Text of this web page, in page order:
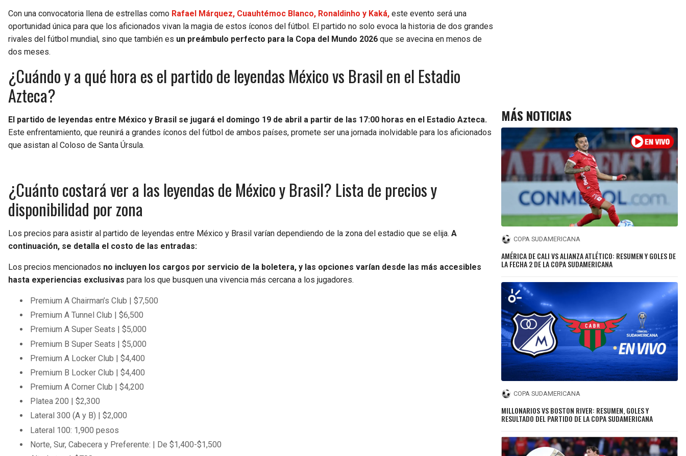
Con una convocatoria llena de estrellas como Rafael Márquez, Cuauhtémoc Blanco, Ronaldinho y Kaká, este evento será una
oportunidad única para que los aficionados vivan la magia de estos íconos del fútbol. El partido no solo evoca la historia de dos grandes
rivales del fútbol mundial, sino que también es un preámbulo perfecto para la Copa del Mundo 2026 que se avecina en menos de
dos meses.
¿Cuándo y a qué hora es el partido de leyendas México vs Brasil en el Estadio
Azteca?
El partido de leyendas entre México y Brasil se jugará el domingo 19 de abril a partir de las 17:00 horas en el Estadio Azteca.
Este enfrentamiento, que reunirá a grandes íconos del fútbol de ambos países, promete ser una jornada inolvidable para los aficionados
que asistan al Coloso de Santa Úrsula.
¿Cuánto costará ver a las leyendas de México y Brasil? Lista de precios y
disponibilidad por zona
Los precios para asistir al partido de leyendas entre México y Brasil varían dependiendo de la zona del estadio que se elija. A
continuación, se detalla el costo de las entradas:
Los precios mencionados no incluyen los cargos por servicio de la boletera, y las opciones varían desde las más accesibles
hasta experiencias exclusivas para los que busquen una vivencia más cercana a los jugadores.
Premium A Chairman’s Club | $7,500
Premium A Tunnel Club | $6,500
Premium A Super Seats | $5,000
Premium B Super Seats | $5,000
Premium A Locker Club | $4,400
Premium B Locker Club | $4,400
Premium A Corner Club | $4,200
Platea 200 | $2,300
Lateral 300 (A y B) | $2,000
Lateral 100: 1,900 pesos
Norte, Sur, Cabecera y Preferente: | De $1,400-$1,500
MÁS NOTICIAS
COPA SUDAMERICANA
AMÉRICA DE CALI VS ALIANZA ATLÉTICO: RESUMEN Y GOLES DE
LA FECHA 2 DE LA COPA SUDAMERICANA
COPA SUDAMERICANA
MILLONARIOS VS BOSTON RIVER: RESUMEN, GOLES Y
RESULTADO DEL PARTIDO DE LA COPA SUDAMERICANA